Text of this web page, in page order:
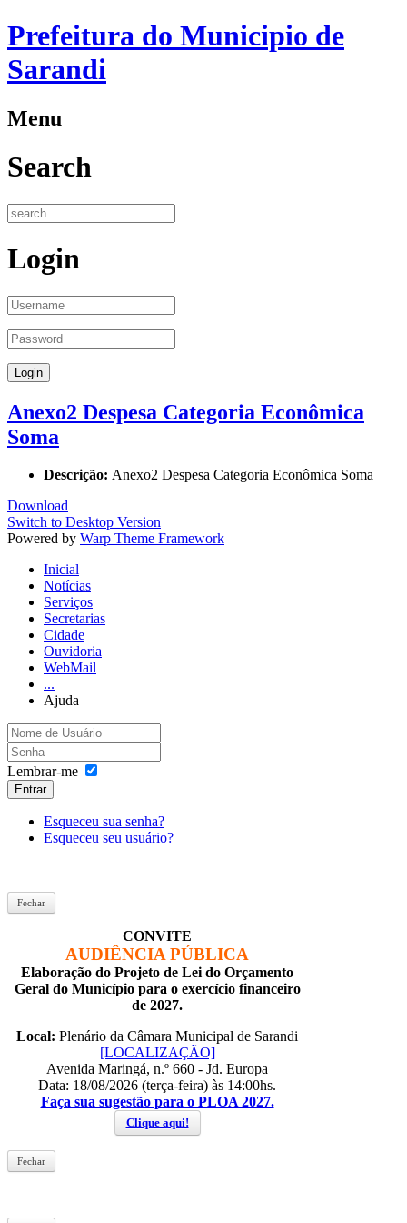
Prefeitura do Municipio de
Sarandi
Menu
Search
Login
Anexo2 Despesa Categoria Econômica
Soma
Descrição: Anexo2 Despesa Categoria Econômica Soma
Download
Switch to Desktop Version
Powered by Warp Theme Framework
Inicial
Notícias
Serviços
Secretarias
Cidade
Ouvidoria
WebMail
...
Ajuda
Lembrar-me
Entrar
Esqueceu sua senha?
Esqueceu seu usuário?
Fechar
CONVITE
AUDIÊNCIA PÚBLICA
Elaboração do Projeto de Lei do Orçamento
Geral do Município para o exercício financeiro
de 2027.
Local: Plenário da Câmara Municipal de Sarandi
[LOCALIZAÇÃO]
Avenida Maringá, n.º 660 - Jd. Europa
Data: 18/08/2026 (terça-feira) às 14:00hs.
Faça sua sugestão para o PLOA 2027.
Clique aqui!
Fechar